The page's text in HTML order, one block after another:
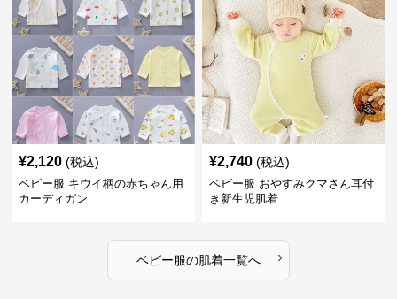
¥2,120 (税込)
ベビー服 キウイ柄の赤ちゃん用
カーディガン
¥2,740 (税込)
ベビー服 おやすみクマさん耳付
き新生児肌着
ベビー服の肌着一覧へ ›